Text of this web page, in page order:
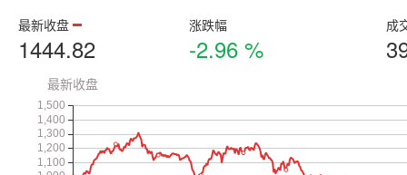
最新收盘
1444.82
涨跌幅
-2.96 %
成